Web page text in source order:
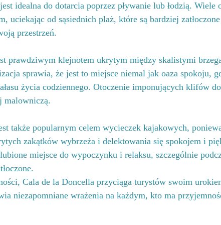
idealna do dotarcia poprzez pływanie lub łodzią. Wiele
uciekając od sąsiednich plaż, które są bardziej
przestrzeń.
prawdziwym klejnotem ukrytym między skalistymi
sprawia, że jest to miejsce niemal jak oaza spokoju,
życia codziennego. Otoczenie imponujących klifów
malowniczą.
także popularnym celem wycieczek kajakowych,
zakątków wybrzeża i delektowania się spokojem i
miejsce do wypoczynku i relaksu, szczególnie
Cala de la Doncella przyciąga turystów swoim
niezapomniane wrażenia na każdym, kto ma